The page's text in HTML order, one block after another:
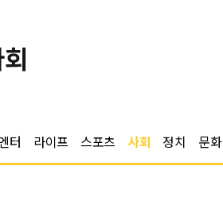
터 라이프 스포츠 사회 정치 문화